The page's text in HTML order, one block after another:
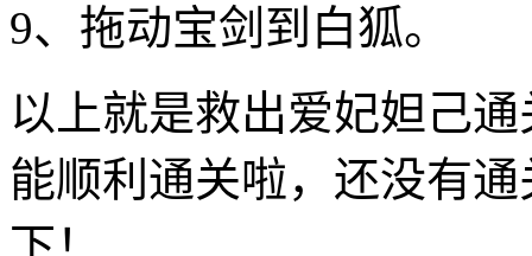
9、拖动宝剑到白狐。
以上就是救出爱妃妲己
能顺利通关啦，还没有
下！